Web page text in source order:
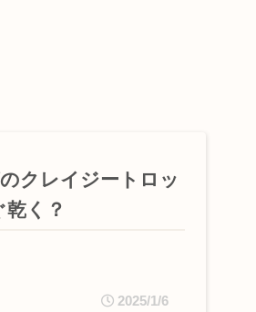
クレイジートロッ
く？
2025/1/6